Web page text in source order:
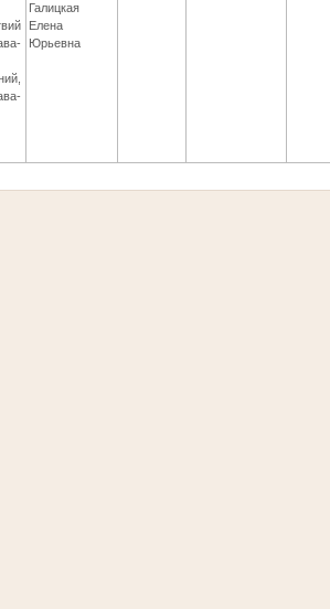
Галицкая
Елена
Юрьевна